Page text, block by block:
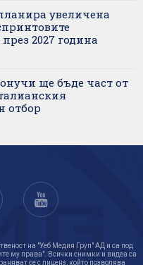
увеличена
2027 година
ще бъде част от
отбор
на "Уеб Медия Груп" АД и са под
му права". Всички снимки и видеа са
се с лиценз, който позволява